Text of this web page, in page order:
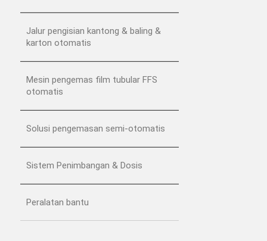
Jalur pengisian kantong & baling &
karton otomatis
Mesin pengemas film tubular FFS
otomatis
Solusi pengemasan semi-otomatis
Sistem Penimbangan & Dosis
Peralatan bantu